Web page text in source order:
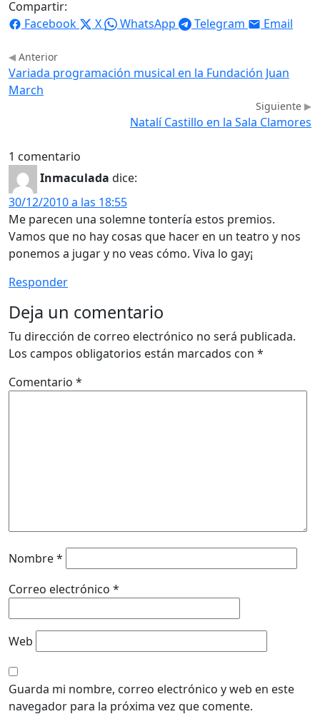
Compartir:
Facebook
X WhatsApp Telegram Email
Anterior
Variada programación musical en la Fundación Juan
March
Siguiente
Natalí Castillo en la Sala Clamores
1 comentario
Inmaculada dice:
30/12/2010 a las 18:55
Me parecen una solemne tontería estos premios.
Vamos que no hay cosas que hacer en un teatro y nos
ponemos a jugar y no veas cómo. Viva lo gay¡
Responder
Deja un comentario
Tu dirección de correo electrónico no será publicada.
Los campos obligatorios están marcados con *
Comentario *
Nombre*
Correo electrónico *
Web
Guarda mi nombre, correo electrónico y web en este
navegador para la próxima vez que comente.